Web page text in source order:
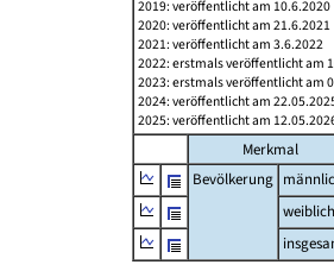
2019: veröffentlicht am 10.6.2020
2020: veröffentlicht am 21.6.2021
2021: veröffentlicht am 3.6.2022
2022: erstmals veröffentlicht am
2023: erstmals veröffentlicht am
2024: veröffentlicht am
2025: veröffentlicht am
Merkmal
Bevölkerung
weiblich